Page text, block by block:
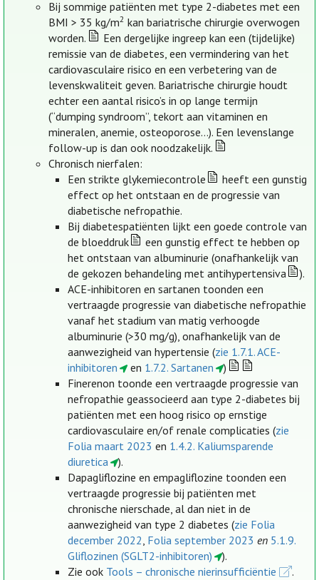
Bij sommige patiënten met type 2-diabetes met een
BMI > 35 kg/m2 kan bariatrische chirurgie overwogen
worden.
Een dergelijke ingreep kan een (tijdelijke)
remissie van de diabetes, een vermindering van het
cardiovasculaire risico en een verbetering van de
levenskwaliteit geven. Bariatrische chirurgie houdt
echter een aantal risico’s in op lange termijn
(“dumping syndroom”, tekort aan vitaminen en
mineralen, anemie, osteoporose…). Een levenslange
follow-up is dan ook noodzakelijk.
Chronisch nierfalen:
Een strikte glykemiecontrole
heeft een gunstig
effect op het ontstaan en de progressie van
diabetische nefropathie.
Bij diabetespatiënten lijkt een goede controle van
de bloeddruk
een gunstig effect te hebben op
het ontstaan van albuminurie (onafhankelijk van
de gekozen behandeling met antihypertensiva
).
ACE-inhibitoren en sartanen toonden een
vertraagde progressie van diabetische nefropathie
vanaf het stadium van matig verhoogde
albuminurie (>30 mg/g), onafhankelijk van de
aanwezigheid van hypertensie (zie 1.7.1. ACE-
inhibitoren
en 1.7.2. Sartanen
)
Finerenon toonde een vertraagde progressie van
nefropathie geassocieerd aan type 2-diabetes bij
patiënten met een hoog risico op ernstige
cardiovasculaire en/of renale complicaties (zie
Folia maart 2023 en 1.4.2. Kaliumsparende
diuretica
).
Dapagliflozine en empagliflozine toonden een
vertraagde progressie bij patiënten met
chronische nierschade, al dan niet in de
aanwezigheid van type 2 diabetes (zie Folia
december 2022, Folia september 2023 en 5.1.9.
Gliflozinen (SGLT2-inhibitoren)
).
Zie ook Tools – chronische nierinsufficiëntie
.